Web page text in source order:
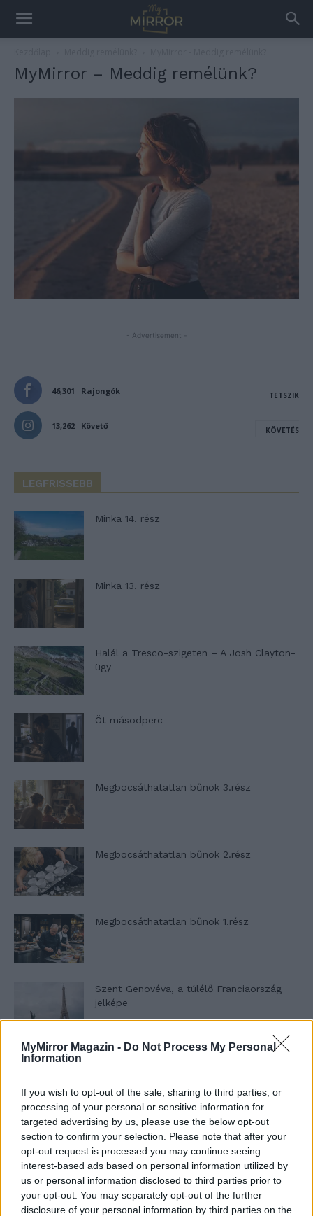
MyMirror Magazin - Do Not Process My Personal
Information
If you wish to opt-out of the sale, sharing to third parties, or
processing of your personal or sensitive information for
targeted advertising by us, please use the below opt-out
section to confirm your selection. Please note that after your
opt-out request is processed you may continue seeing
interest-based ads based on personal information utilized by
us or personal information disclosed to third parties prior to
your opt-out. You may separately opt-out of the further
disclosure of your personal information by third parties on the
MyMirror – Meddig remélünk?
- Advertisement -
46,301 Rajongók TETSZIK
13,262 Követő KÖVETÉS
LEGFRISSEBB
Minka 14. rész
Minka 13. rész
Halál a Tresco-szigeten – A Josh Clayton-
ügy
Öt másodperc
Megbocsáthatatlan bűnök 3.rész
Megbocsáthatatlan bűnök 2.rész
Megbocsáthatatlan bűnök 1.rész
Szent Genovéva, a túlélő Franciaország
jelképe
Minka 11. rész
T. szereti a fiatal lányokat 14. rész